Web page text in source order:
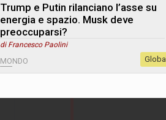
Trump e Putin rilanciano l’asse su
energia e spazio. Musk deve
preoccuparsi?
di Francesco Paolini
MONDO Global